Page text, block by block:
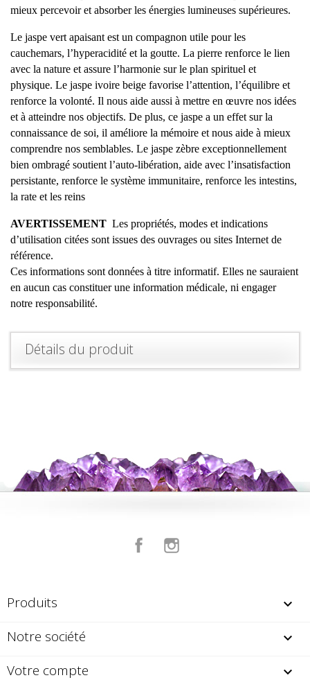
mieux percevoir et absorber les énergies lumineuses supérieures.
Le jaspe vert apaisant est un compagnon utile pour les
cauchemars, l’hyperacidité et la goutte. La pierre renforce le lien
avec la nature et assure l’harmonie sur le plan spirituel et
physique. Le jaspe ivoire beige favorise l’attention, l’équilibre et
renforce la volonté. Il nous aide aussi à mettre en œuvre nos idées
et à atteindre nos objectifs. De plus, ce jaspe a un effet sur la
connaissance de soi, il améliore la mémoire et nous aide à mieux
comprendre nos semblables. Le jaspe zèbre exceptionnellement
bien ombragé soutient l’auto-libération, aide avec l’insatisfaction
persistante, renforce le système immunitaire, renforce les intestins,
la rate et les reins
AVERTISSEMENT Les propriétés, modes et indications
d’utilisation citées sont issues des ouvrages ou sites Internet de
référence.
Ces informations sont données à titre informatif. Elles ne sauraient
en aucun cas constituer une information médicale, ni engager
notre responsabilité.
Détails du produit
Facebook
Produits 
Notre société 
Votre compte 